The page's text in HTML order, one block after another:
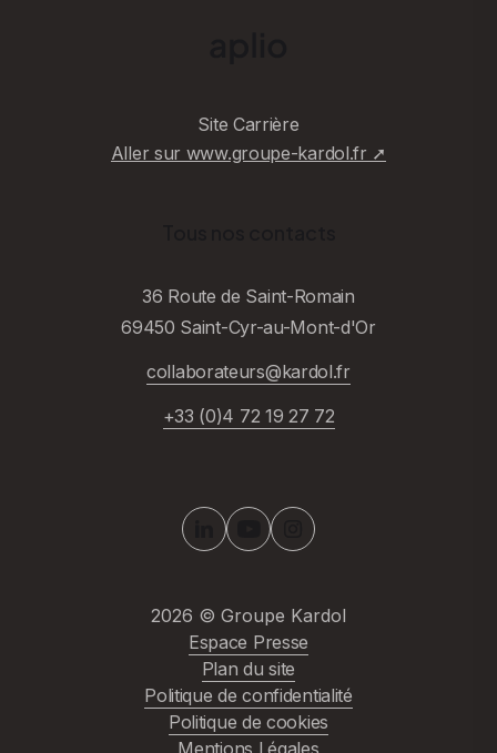
Site Carrière
Aller sur www.groupe-kardol.fr ➚
36 Route de Saint-Romain
69450 Saint-Cyr-au-Mont-d'Or
collaborateurs@kardol.fr
+33 (0)4 72 19 27 72
2026 © Groupe Kardol
Espace Presse
Plan du site
Politique de confidentialité
Politique de cookies
Mentions Légales